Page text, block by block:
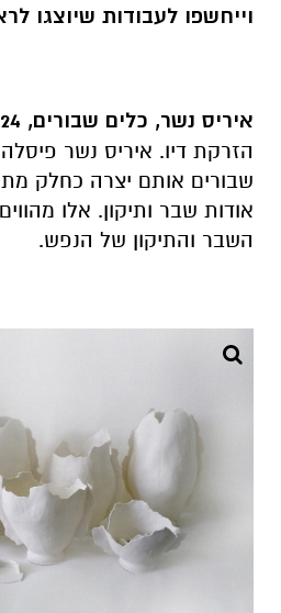
וייחשפו לעבודות שיוצגו
איריס נשר, כלים שבורים, 2024.
הזרקת דיו. איריס נשר
שבורים אותם יצרה כחלק
אודות שבר ותיקון. אלו
השבר והתיקון של הנפש.